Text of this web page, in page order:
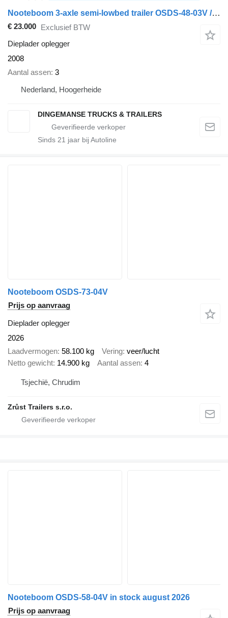
Nooteboom 3-axle semi-lowbed trailer OSDS-48-03V / ext. 15 m
€ 23.000 Exclusief BTW
Dieplader oplegger
2008
Aantal assen 3
Nederland, Hoogerheide
DINGEMANSE TRUCKS & TRAILERS
Sinds 21 jaar bij Autoline
Nooteboom OSDS-73-04V
Prijs op aanvraag
Dieplader oplegger
2026
Laadvermogen 58.100 kg Vering veer/lucht
Netto gewicht 14.900 kg Aantal assen 4
Tsjechië, Chrudim
Zrůst Trailers s.r.o.
Nooteboom OSDS-58-04V in stock august 2026
Prijs op aanvraag